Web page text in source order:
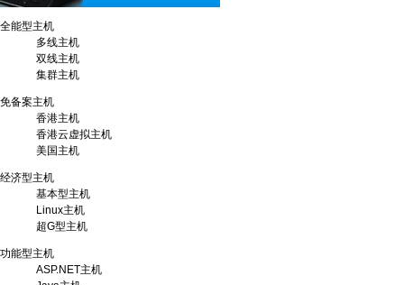
全能型主机
多线主机
双线主机
集群主机
免备案主机
香港主机
香港云虚拟主机
美国主机
经济型主机
基本型主机
Linux主机
超G型主机
功能型主机
ASP.NET主机